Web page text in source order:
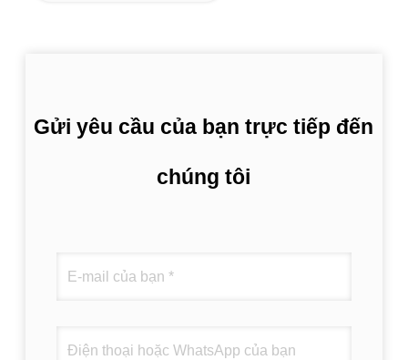
Gửi yêu cầu của bạn trực tiếp đến
chúng tôi